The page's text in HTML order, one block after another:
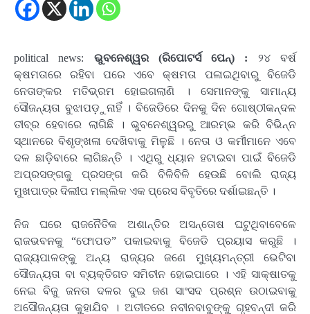
political news: ଭୁବନେଶ୍ୱର (ରିପୋଟର୍ସ ପେନ୍‌) : ୨୪ ବର୍ଷ
କ୍ଷମତାରେ ରହିବା ପରେ ଏବେ କ୍ଷମତା ପଳାଇଥିବାରୁ ବିଜେଡି
ନେତାଙ୍କର ମତିଭ୍ରମ ହୋଇଗଲାଣି । ସେମାନଙ୍କୁ ସାମାନ୍ୟ
ସୌଜନ୍ୟତା ବୁଝାପଡ଼ୁନାହିଁ । ବିଜେଡିରେ ଦିନକୁ ଦିନ ଗୋଷ୍ଠୀକନ୍ଦଳ
ତୀବ୍ର ହେବାରେ ଲାଗିଛି । ଭୁବନେଶ୍ୱରରୁ ଆରମ୍ଭ କରି ବିଭିନ୍ନ
ସ୍ଥାନରେ ବିଶୃଙ୍ଖଳା ଦେଖିବାକୁ ମିଳୁଛି । ନେତା ଓ କର୍ମୀମାନେ ଏବେ
ଦଳ ଛାଡ଼ିବାରେ ଲାଗିଛନ୍ତି । ଏଥିରୁ ଧ୍ୟାନ ହଟାଇବା ପାଇଁ ବିଜେଡି
ଅପ୍ରସଙ୍ଗକୁ ପ୍ରସଙ୍ଗ କରି ବିଳିବିଳି ହେଉଛି ବୋଲି ରାଜ୍ୟ
ମୁଖପାତ୍ର ଦିଲୀପ ମଲ୍ଲିକ ଏକ ପ୍ରେସ ବିବୃତିରେ ଦର୍ଶାଇଛନ୍ତି ।
ନିଜ ଘରେ ରାଜନୈତିକ ଅଶାନ୍ତିର ଅସନ୍ତୋଷ ଘଟୁଥିବାବେଳେ
ରାଜଭବନକୁ “ଫୋପଡ” ପକାଇବାକୁ ବିଜେଡି ପ୍ରୟାସ କରୁଛି ।
ରାଜ୍ୟପାଳଙ୍କୁ ଅନ୍ୟ ରାଜ୍ୟର ଜଣେ ମୁଖ୍ୟମନ୍ତ୍ରୀ ଭେଟିବା
ସୌଜନ୍ୟତା ବା ବ୍ୟକ୍ତିଗତ ସମିଚୀନ ହୋଇପାରେ । ଏହି ସାକ୍ଷାତକୁ
ନେଇ ବିଜୁ ଜନତା ଦଳର ଦୁଇ ଜଣ ସାଂସଦ ପ୍ରଶ୍ନ ଉଠାଇବାକୁ
ଅସୌଜନ୍ୟତା କୁହାଯିବ । ଅତୀତରେ ନବୀନବାବୁଙ୍କୁ ଗୃହବନ୍ଦୀ କରି